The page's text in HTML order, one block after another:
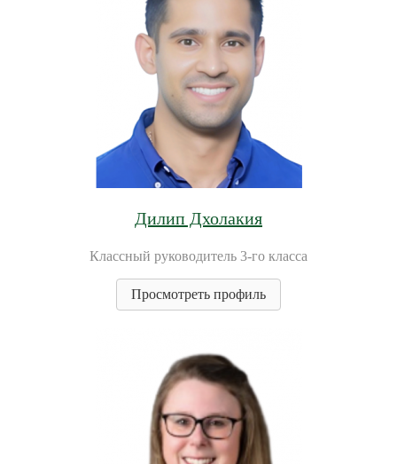
Дилип Дхолакия
Классный руководитель 3-го класса
Просмотреть профиль